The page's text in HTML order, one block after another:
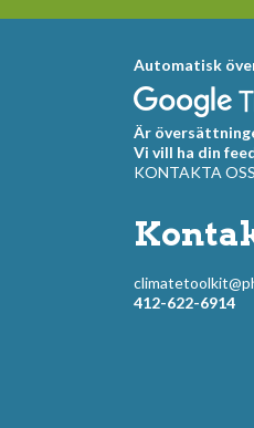
Automatisk
Är
Vi vill ha din
KONTAKTA
412-622-6914